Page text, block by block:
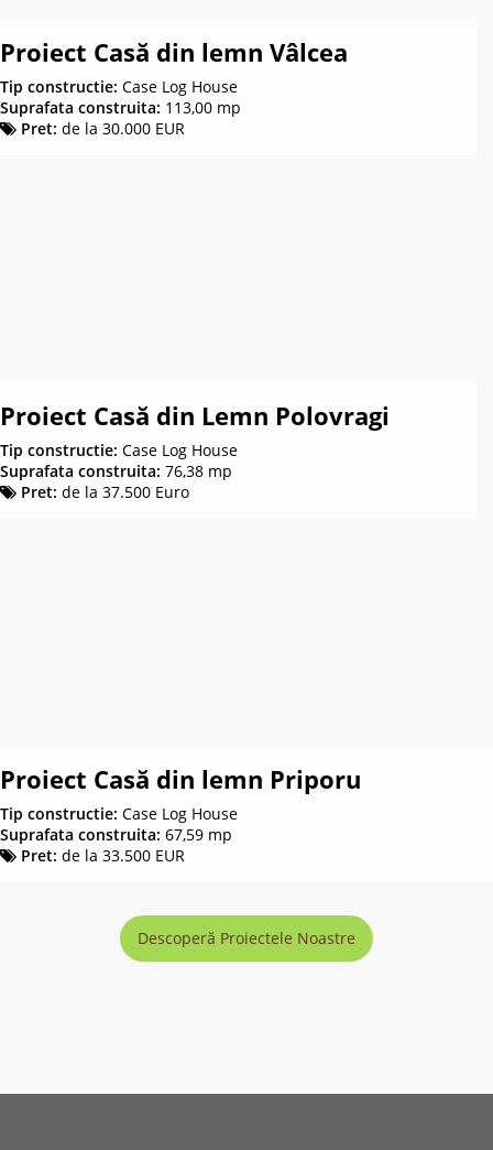
Proiect Casă din lemn Vâlcea
Tip constructie: Case Log House
Suprafata construita: 113,00 mp
Pret:de la 30.000 EUR
Proiect Casă din Lemn Polovragi
Tip constructie: Case Log House
Suprafata construita: 76,38 mp
Pret:de la 37.500 Euro
Proiect Casă din lemn Priporu
Tip constructie: Case Log House
Suprafata construita: 67,59 mp
Pret:de la 33.500 EUR
Descoperă Proiectele Noastre